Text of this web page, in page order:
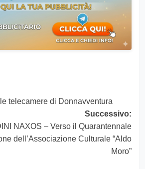
telecamere di Donnavventura
Successivo:
NAXOS – Verso il Quarantennale
dell’Associazione Culturale “Aldo
Moro”